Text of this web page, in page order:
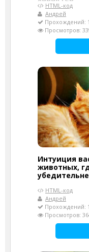
HTML-код
Андрей
Прохождений:
Просмотров:
Интуиция
животных,
HTML-код
Андрей
Прохождений:
Просмотров: